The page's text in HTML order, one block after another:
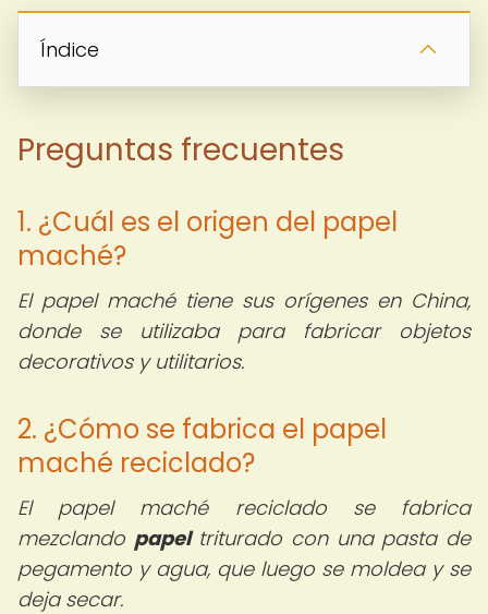
Índice
Preguntas frecuentes
1. ¿Cuál es el origen del papel
maché?
El papel maché tiene sus orígenes en China,
donde se utilizaba para fabricar objetos
decorativos y utilitarios.
2. ¿Cómo se fabrica el papel
maché reciclado?
El papel maché reciclado se fabrica
mezclando papeltriturado con una pasta de
pegamento y agua, que luego se moldea y se
deja secar.